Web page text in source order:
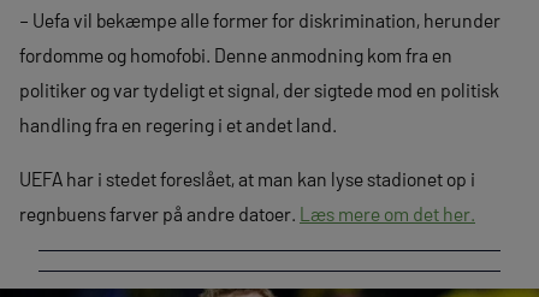
– Uefa vil bekæmpe alle former for diskrimination, herunder
fordomme og homofobi. Denne anmodning kom fra en
politiker og var tydeligt et signal, der sigtede mod en politisk
handling fra en regering i et andet land.
UEFA har i stedet foreslået, at man kan lyse stadionet op i
regnbuens farver på andre datoer. Læs mere om det her.